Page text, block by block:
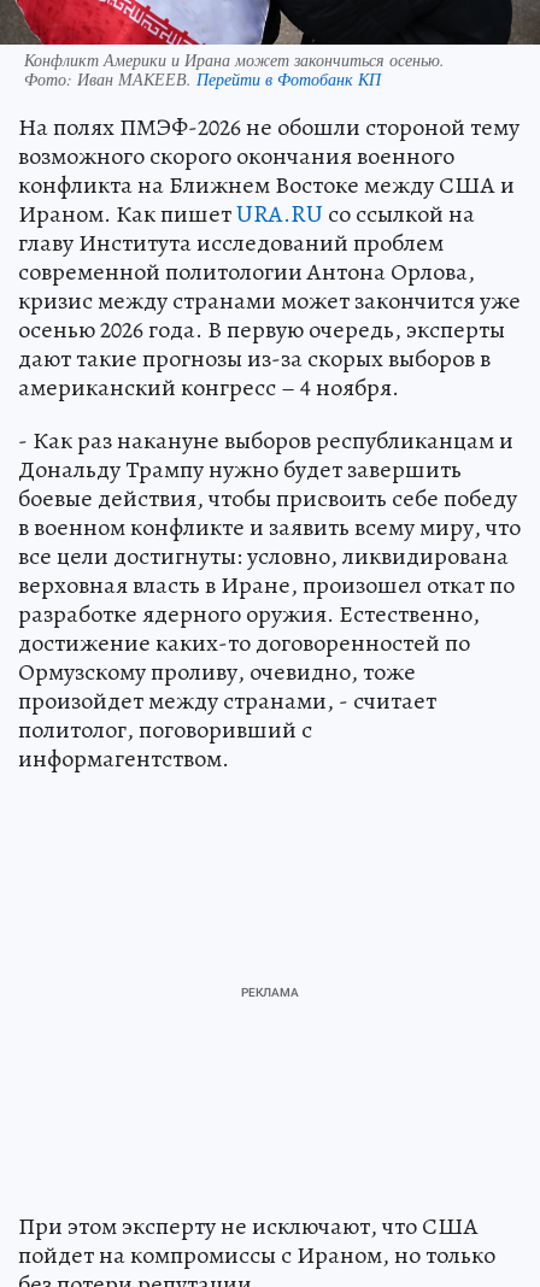
Конфликт Америки и Ирана может закончиться осенью.
Фото: Иван МАКЕЕВ. Перейти в Фотобанк КП
На полях ПМЭФ-2026 не обошли стороной тему
возможного скорого окончания военного
конфликта на Ближнем Востоке между США и
Ираном. Как пишетURA.RU со ссылкой на
главу Института исследований проблем
современной политологии Антона Орлова,
кризис между странами может закончится уже
осенью 2026 года. В первую очередь, эксперты
дают такие прогнозы из-за скорых выборов в
американский конгресс – 4 ноября.
- Как раз накануне выборов республиканцам и
Дональду Трампу нужно будет завершить
боевые действия, чтобы присвоить себе победу
в военном конфликте и заявить всему миру, что
все цели достигнуты: условно, ликвидирована
верховная власть в Иране, произошел откат по
разработке ядерного оружия. Естественно,
достижение каких-то договоренностей по
Ормузскому проливу, очевидно, тоже
произойдет между странами, - считает
политолог, поговоривший с
информагентством.
При этом эксперту не исключают, что США
пойдет на компромиссы с Ираном, но только